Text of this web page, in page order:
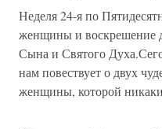
Неделя 24-я по
женщины и воскрешение
Сына и Святого
нам повествует о двух
женщины, которой